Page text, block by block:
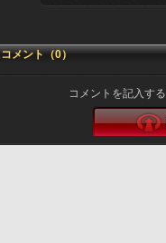
コメント（0）
コメントを記入す